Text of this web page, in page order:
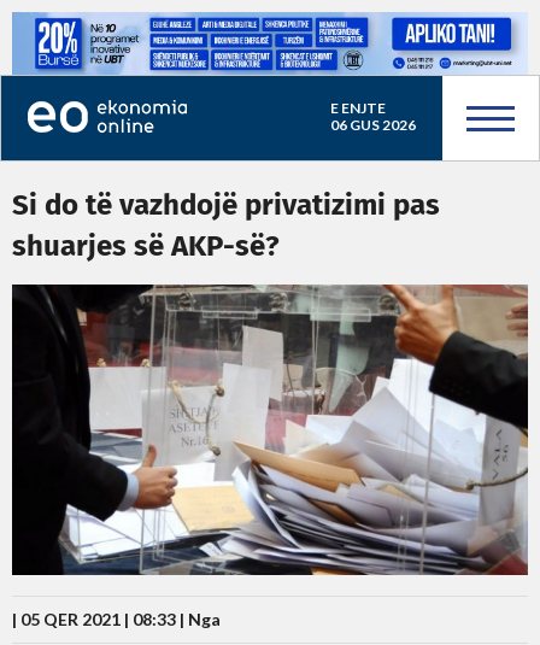
E ENJTE
06 GUS 2026
Si do të vazhdojë privatizimi pas
shuarjes së AKP-së?
| 05 QER 2021 | 08:33 | Nga